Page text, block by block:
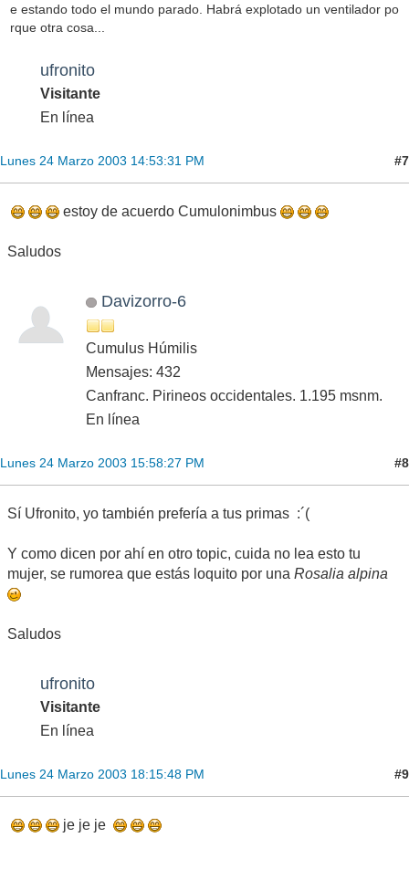
e estando todo el mundo parado. Habrá explotado un ventilador po
rque otra cosa...
ufronito
Visitante
En línea
Lunes 24 Marzo 2003 14:53:31 PM #7
estoy de acuerdo Cumulonimbus
Saludos
Davizorro-6
Cumulus Húmilis
Mensajes: 432
Canfranc. Pirineos occidentales. 1.195 msnm.
En línea
Lunes 24 Marzo 2003 15:58:27 PM #8
Sí Ufronito, yo también prefería a tus primas :´(
Y como dicen por ahí en otro topic, cuida no lea esto tu
mujer, se rumorea que estás loquito por una Rosalia alpina
Saludos
ufronito
Visitante
En línea
Lunes 24 Marzo 2003 18:15:48 PM #9
je je je